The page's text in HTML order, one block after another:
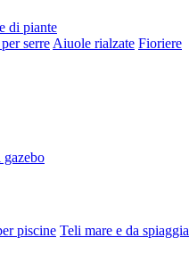
di piante
serre Aiuole rialzate Fioriere
gazebo
piscine Teli mare e da spiaggia